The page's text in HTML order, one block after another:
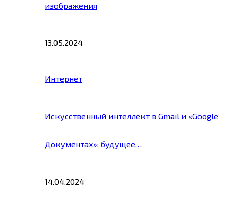
изображения
13.05.2024
Интернет
Искусственный интеллект в Gmail и «Google
Документах»: будущее…
14.04.2024